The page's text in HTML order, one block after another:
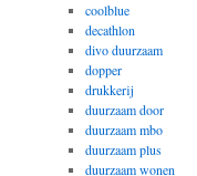
coolblue
decathlon
divo duurzaam
dopper
drukkerij
duurzaam door
duurzaam mbo
duurzaam plus
duurzaam wonen